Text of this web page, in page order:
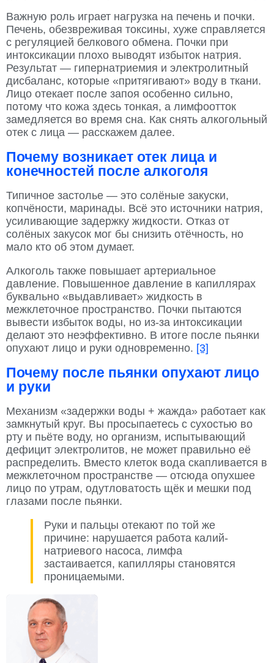
Важную роль играет нагрузка на печень и почки.
Печень, обезвреживая токсины, хуже справляется
с регуляцией белкового обмена. Почки при
интоксикации плохо выводят избыток натрия.
Результат — гипернатриемия и электролитный
дисбаланс, которые «притягивают» воду в ткани.
Лицо отекает после запоя особенно сильно,
потому что кожа здесь тонкая, а лимфоотток
замедляется во время сна. Как снять алкогольный
отек с лица — расскажем далее.
Почему возникает отек лица и
конечностей после алкоголя
Типичное застолье — это солёные закуски,
копчёности, маринады. Всё это источники натрия,
усиливающие задержку жидкости. Отказ от
солёных закусок мог бы снизить отёчность, но
мало кто об этом думает.
Алкоголь также повышает артериальное
давление. Повышенное давление в капиллярах
буквально «выдавливает» жидкость в
межклеточное пространство. Почки пытаются
вывести избыток воды, но из-за интоксикации
делают это неэффективно. В итоге после пьянки
опухают лицо и руки одновременно. [3]
Почему после пьянки опухают лицо
и руки
Механизм «задержки воды + жажда» работает как
замкнутый круг. Вы просыпаетесь с сухостью во
рту и пьёте воду, но организм, испытывающий
дефицит электролитов, не может правильно её
распределить. Вместо клеток вода скапливается в
межклеточном пространстве — отсюда опухшее
лицо по утрам, одутловатость щёк и мешки под
глазами после пьянки.
Руки и пальцы отекают по той же
причине: нарушается работа калий-
натриевого насоса, лимфа
застаивается, капилляры становятся
проницаемыми.